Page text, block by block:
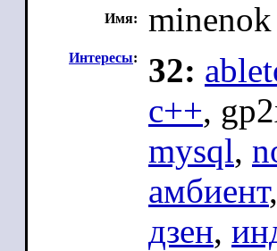
Имя: minenok
Интересы: 32:
c++,
mysql,
амбиент
дзен,